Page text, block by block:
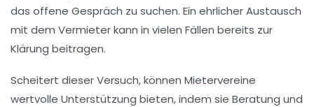
das offene Gespräch zu suchen. Ein ehrlicher Austausch
mit dem Vermieter kann in vielen Fällen bereits zur
Klärung beitragen.
Scheitert dieser Versuch, können Mietervereine
wertvolle Unterstützung bieten, indem sie Beratung und